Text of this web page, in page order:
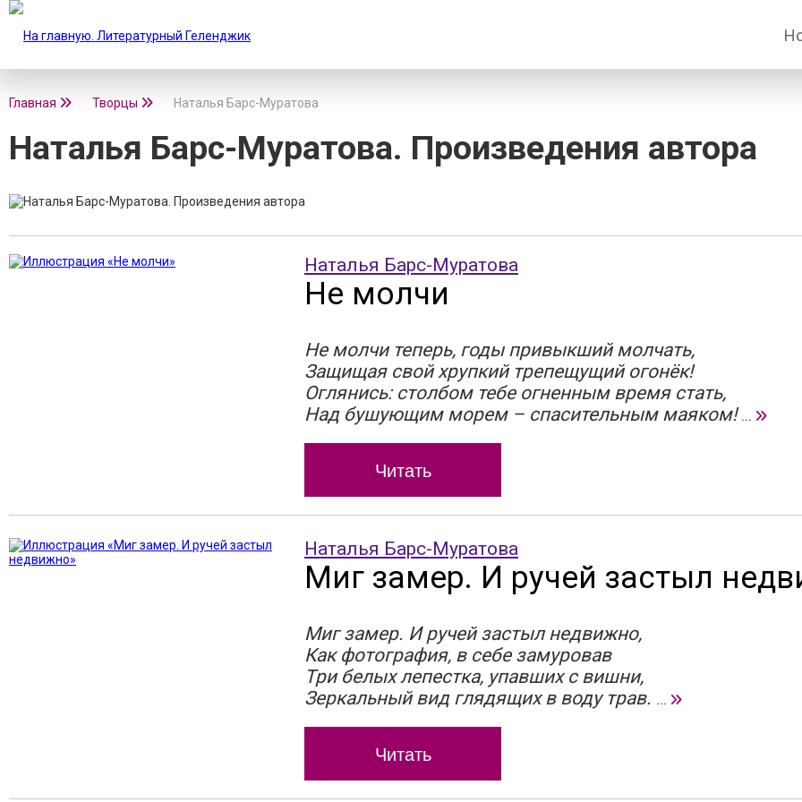
Главная Творцы Наталья Барс-Муратова
Наталья Барс-Муратова. Произведения автора
Наталья Барс-Муратова
Не молчи
Не молчи теперь, годы привыкший молчать,
Защищая свой хрупкий трепещущий огонёк!
Оглянись: столбом тебе огненным время стать,
Над бушующим морем – спасительным маяком!...
Читать
Наталья Барс-Муратова
Миг замер. И ручей застыл
Миг замер. И ручей застыл недвижно,
Как фотография, в себе замуровав
Три белых лепестка, упавших с вишни,
Зеркальный вид глядящих в воду трав. ...
Читать